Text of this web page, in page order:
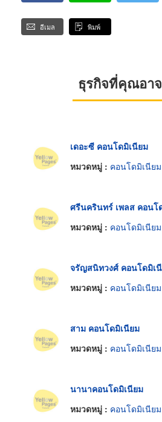
อีเมล พิมพ์
ธุรกิจที่คุณอา
เดอะซี คอนโดมิเนียม
หมวดหมู่ : คอนโดมิเนียม
ศรีนครินทร์ เพลส คอนโ
หมวดหมู่ : คอนโดมิเนียม
จรัญสนิทวงศ์ คอนโดมิเ
หมวดหมู่ : คอนโดมิเนียม
สาม คอนโดมิเนียม
หมวดหมู่ : คอนโดมิเนียม
นานาคอนโดมิเนียม
หมวดหมู่ : คอนโดมิเนียม